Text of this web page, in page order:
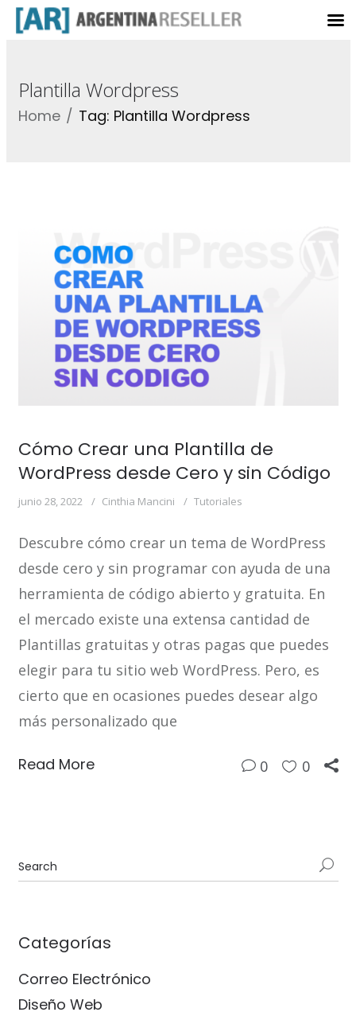
Plantilla Wordpress
Home Tag: Plantilla Wordpress
Cómo Crear una Plantilla de
WordPress desde Cero y sin Código
junio 28, 2022 Cinthia Mancini Tutoriales
Descubre cómo crear un tema de WordPress
desde cero y sin programar con ayuda de una
herramienta de código abierto y gratuita. En
el mercado existe una extensa cantidad de
Plantillas gratuitas y otras pagas que puedes
elegir para tu sitio web WordPress. Pero, es
cierto que en ocasiones puedes desear algo
más personalizado que
Read More 0 0
Categorías
Correo Electrónico
Diseño Web